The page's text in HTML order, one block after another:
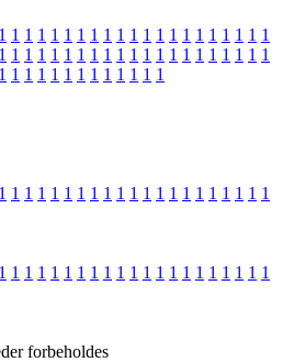
1 1 1 1 1 1 1 1 1 1 1 1 1 1 1 1 1 1 1 1 1
1 1 1 1 1 1 1 1 1 1 1 1 1 1 1 1 1 1 1 1 1
1 1 1 1 1 1 1 1 1 1 1 1 1
1 1 1 1 1 1 1 1 1 1 1 1 1 1 1 1 1 1 1 1 1
1 1 1 1 1 1 1 1 1 1 1 1 1 1 1 1 1 1 1 1 1
forbeholdes